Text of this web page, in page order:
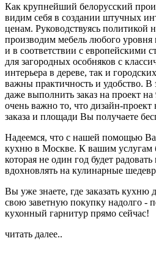
Как крупнейший белорусский
видим себя в создании штучных
ценам. Руководствуясь
производим мебель любого
и в соответствии с европейскими
для загородных особняков с
интерьера в дереве, так и
важны практичность и удобство.
даже выполнить заказ на проект
очень важно то, что дизайн-проект
заказа и площади Вы получаете
Надеемся, что с нашей помощью
кухню в Москве. К вашим услугам
которая не один год будет
вдохновлять на кулинарные
Вы уже знаете, где заказать кухню
свою заветную покупку надолго -
кухонный гарнитур прямо сейчас!
читать далее..